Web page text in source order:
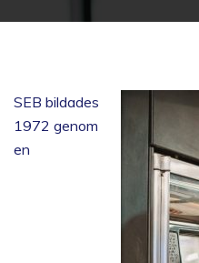
SEB bildades
1972 genom
en